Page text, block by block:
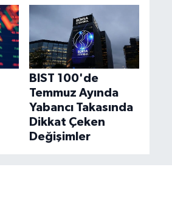
BIST 100'de
Temmuz Ayında
Yabancı Takasında
Dikkat Çeken
Değişimler